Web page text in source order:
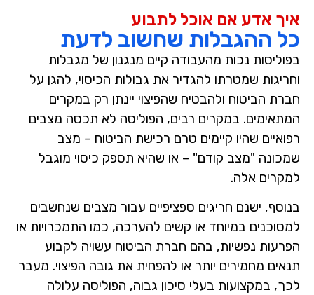
איך אדע אם אוכל לתבוע
כל ההגבלות שחשוב לדעת
בפוליסות נכות מהעבודה קיים מנגנון של מגבלות
וחריגות שמטרתו להגדיר את גבולות הכיסוי, להגן על
חברת הביטוח ולהבטיח שהפיצוי יינתן רק במקרים
המתאימים. במקרים רבים, הפוליסה לא תכסה מצבים
רפואיים שהיו קיימים טרם רכישת הביטוח – מצב
שמכונה "מצב קודם" – או שהיא תספק כיסוי מוגבל
למקרים אלה.
בנוסף, ישנם חריגים ספציפיים עבור מצבים שנחשבים
למסוכנים במיוחד או קשים להערכה, כמו התמכרויות או
הפרעות נפשיות, בהם חברת הביטוח עשויה לקבוע
תנאים מחמירים יותר או להפחית את גובה הפיצוי. מעבר
לכך, במקצועות בעלי סיכון גבוה, הפוליסה עלולה